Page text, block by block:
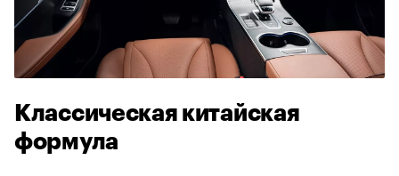
Классическая китайская
формула